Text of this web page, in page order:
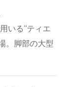
いる“ティエ
。脚部の大型